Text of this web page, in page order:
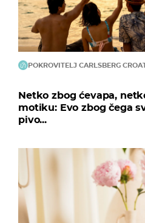
POKROVITELJ CARLSBERG
Netko zbog ćevapa,
motiku: Evo zbog čega
pivo...